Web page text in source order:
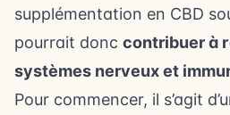
supplémentation en CBD
pourrait donc contribuer à
systèmes nerveux et
Pour commencer, il s’agit